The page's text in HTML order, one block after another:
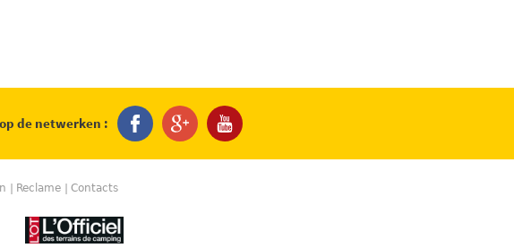
de netwerken :
Reclame Contacts